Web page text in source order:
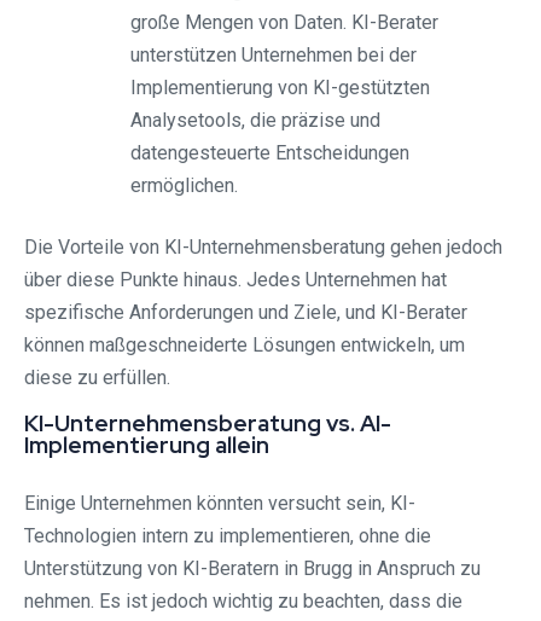
große Mengen von Daten. KI-Berater
unterstützen Unternehmen bei der
Implementierung von KI-gestützten
Analysetools, die präzise und
datengesteuerte Entscheidungen
ermöglichen.
Die Vorteile von KI-Unternehmensberatung gehen jedoch
über diese Punkte hinaus. Jedes Unternehmen hat
spezifische Anforderungen und Ziele, und KI-Berater
können maßgeschneiderte Lösungen entwickeln, um
diese zu erfüllen.
KI-Unternehmensberatung vs. AI-
Implementierung allein
Einige Unternehmen könnten versucht sein, KI-
Technologien intern zu implementieren, ohne die
Unterstützung von KI-Beratern in Brugg in Anspruch zu
nehmen. Es ist jedoch wichtig zu beachten, dass die